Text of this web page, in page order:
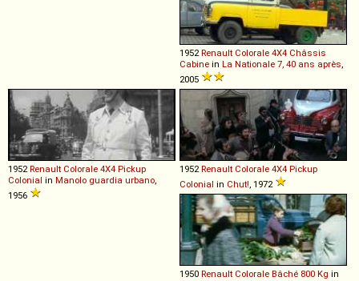
1952 Renault Colorale 4X4 Châssis
Cabine in La Nationale 7, 40 ans après
2005
1952 Renault Colorale 4X4 Pickup
Colonial in Manolo guardia urbano
1956
1952 Renault Colorale 4X4 Pickup
Colonial in Chut! , 1972
1950 Renault Colorale Bâché 800 Kg in